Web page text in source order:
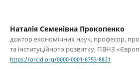
Наталія Семенівна Прокопенко
доктор економічних наук, професор,
та інституційного розвитку, ПВНЗ
https://orcid.org/0000-0001-6753-8831